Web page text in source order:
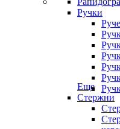
Ручки
Еще
Стержни